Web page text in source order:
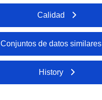
Calidad
Conjuntos de datos similares
History